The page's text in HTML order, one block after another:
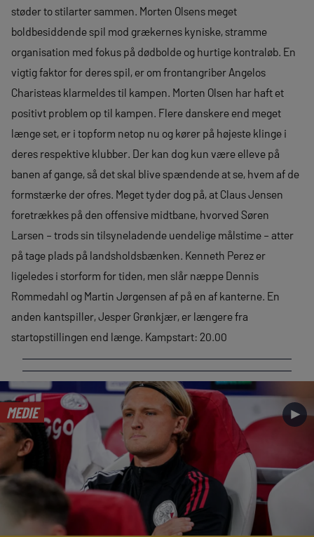
støder to stilarter sammen. Morten Olsens meget
boldbesiddende spil mod grækernes kyniske, stramme
organisation med fokus på dødbolde og hurtige kontraløb. En
vigtig faktor for deres spil, er om frontangriber Angelos
Charisteas klarmeldes til kampen. Morten Olsen har haft et
positivt problem op til kampen. Flere danskere end meget
længe set, er i topform netop nu og kører på højeste klinge i
deres respektive klubber. Der kan dog kun være elleve på
banen af gange, så det skal blive spændende at se, hvem af de
formstærke der ofres. Meget tyder dog på, at Claus Jensen
foretrækkes på den offensive midtbane, hvorved Søren
Larsen – trods sin tilsyneladende uendelige målstime – atter
på tage plads på landsholdsbænken. Kenneth Perez er
ligeledes i storform for tiden, men slår næppe Dennis
Rommedahl og Martin Jørgensen af på en af kanterne. En
anden kantspiller, Jesper Grønkjær, er længere fra
startopstillingen end længe. Kampstart: 20.00
MEDIE ►